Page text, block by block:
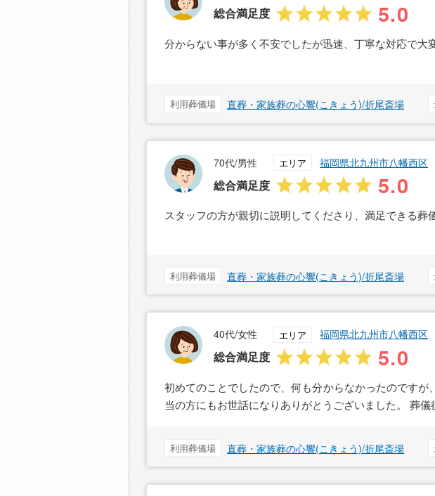
総合満足度 5.0
分からない事が多く不安でしたが迅速、丁寧な対応で大
利用葬儀場 直葬・家族葬の心響(こきょう)/折尾斎場
70代/男性 エリア 福岡県北九州市八幡西区
総合満足度 5.0
スタッフの方が親切に説明してくださり、満足できる葬
利用葬儀場 直葬・家族葬の心響(こきょう)/折尾斎場
40代/女性 エリア 福岡県北九州市八幡西区
総合満足度 5.0
初めてのことでしたので、何も分からなかったのです
当の方にもお世話になりありがとうございました。 葬
利用葬儀場 直葬・家族葬の心響(こきょう)/折尾斎場